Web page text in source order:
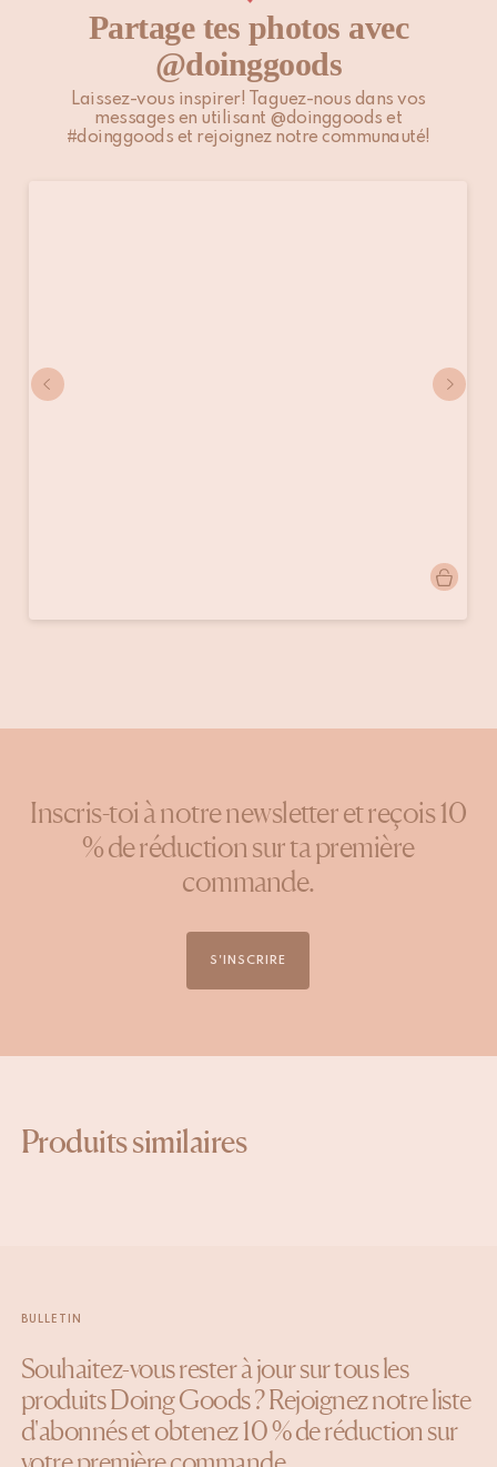
Partage tes photos avec
@doinggoods
Laissez-vous inspirer! Taguez-nous dans vos
messages en utilisant @doinggoods et
#doinggoods et rejoignez notre communauté!
publiée
Inscris-toi à notre newsletter et reçois 10
% de réduction sur ta première
commande.
S'INSCRIRE
Produits similaires
BULLETIN
Souhaitez-vous rester à jour sur tous les
produits Doing Goods ? Rejoignez notre liste
d'abonnés et obtenez 10 % de réduction sur